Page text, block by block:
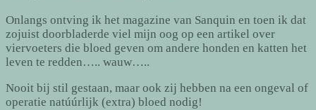
Onlangs ontving ik het magazine van Sanquin en toen ik dat
zojuist doorbladerde viel mijn oog op een artikel over
viervoeters die bloed geven om andere honden en katten het
leven te redden….. wauw…..
Nooit bij stil gestaan, maar ook zij hebben na een ongeval of
operatie natúúrlijk (extra) bloed nodig!